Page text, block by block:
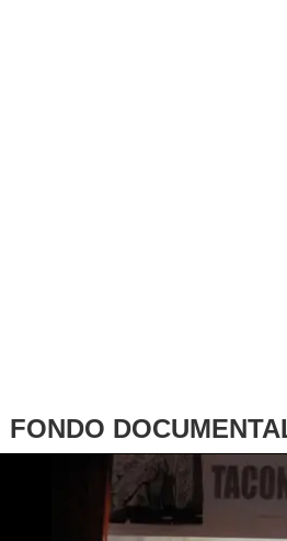
FONDO